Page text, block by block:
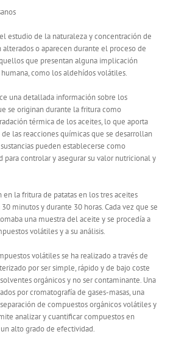
estudio de la naturaleza y concentración de
o aparecen durante el proceso de
que presentan alguna implicación
como los aldehídos volátiles.
una detallada información sobre los
se originan durante la fritura como
térmica de los aceites, lo que aporta
las reacciones químicas que se desarrollan
pueden establecerse como
para controlar y asegurar su valor nutricional y
en la fritura de patatas en los tres aceites
minutos y durante 30 horas. Cada vez que se
una muestra del aceite y se procedía a
volátiles y a su análisis.
volátiles se ha realizado a través de
por ser simple, rápido y de bajo coste
orgánicos y no ser contaminante. Una
por cromatografía de gases-masas, una
de compuestos orgánicos volátiles y
analizar y cuantificar compuestos en
alto grado de efectividad.